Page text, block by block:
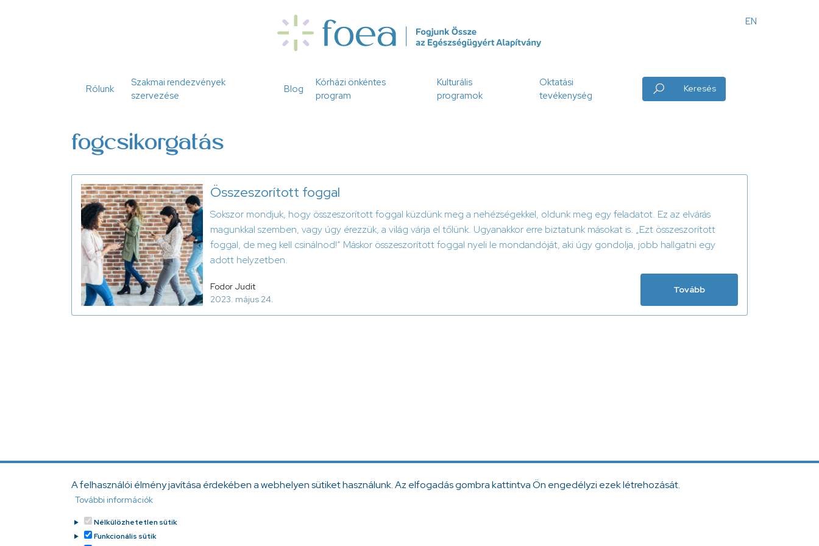
A felhasználói élmény javítása érdekében a webhelyen sütiket használunk. Az elfogadás gombra kattintva Ön engedélyzi ezek létrehozását.
További információk
Nélkülözhetetlen sütik
Funkcionális sütik
Angol
EN
Rólunk
Szakmai rendezvények
szervezése
Blog
Kórházi önkéntes
program
Kulturális
programok
Oktatási
tevékenység
Keresés
fogcsikorgatás
Összeszorított foggal
Sokszor mondjuk, hogy összeszorított foggal küzdünk meg a nehézségekkel, oldunk meg egy feladatot. Ez az elvárás
magunkkal szemben, vagy úgy érezzük, a világ várja el tőlünk. Ugyanakkor erre biztatunk másokat is. „Ezt összeszorított
foggal, de meg kell csinálnod!” Máskor összeszorított foggal nyeli le mondandóját, aki úgy gondolja, jobb hallgatni egy
adott helyzetben.
Fodor Judit
2023. május 24.
Tovább